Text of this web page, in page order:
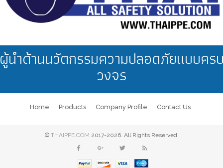
นำด้านนวัตกรรมความปลอดภัยแบบคร
วงจร
Home Products Company Profile Contact Us
© THAIPPE.COM 2017-2026. All Rights Reserved.